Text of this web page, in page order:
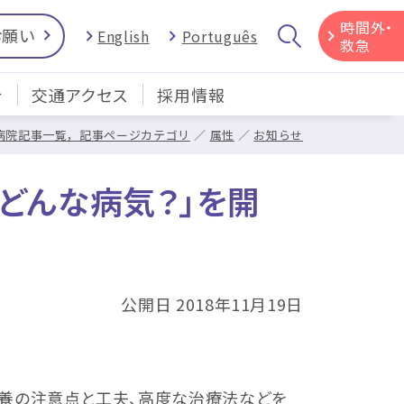
い English Português
時間外・
救急
交通アクセス 採用情報
院記事一覧，記事ページカテゴリ 属性 お知らせ
んな病気？」を開
公開日 2018年11月19日
の注意点と工夫、高度な治療法などを